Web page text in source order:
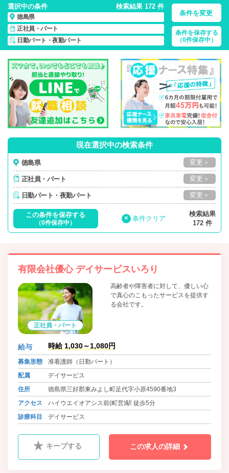
選択中の条件 検索結果 172 件
徳島県
正社員・パート
日勤パート・夜勤パート
条件を変更
条件を保存する
（0件保存中）
徳島県/日勤パート・夜勤パート/正社員・パート
の 看護師求
人・派遣・転職・募集一覧
現在選択中の検索条件
徳島県 変更＞
正社員・パート 変更＞
日勤パート・夜勤パート 変更＞
この条件を保存する
（0件保存中）
× 条件クリア
検索結果
172 件
有限会社優心 デイサービスいろり
正社員・パート
高齢者や障害者に対して、優しい心
で真心のこもったサービスを提供す
る会社です。
給与 時給 1,030～1,080円
募集形態
准看護師（日勤パート）
配属
デイサービス
住所
徳島県三好郡東みよし町足代字小原4590番地3
アクセス
ハイウエイオアシス前(町営)駅 徒歩5分
診療科目
デイサービス
キープする この求人の詳細